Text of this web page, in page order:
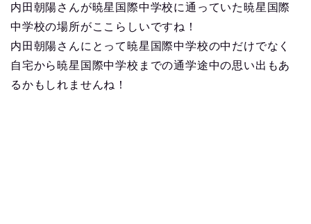
内田朝陽さんが暁星国際中学校に通っていた暁星国際
中学校の場所がここらしいですね！
内田朝陽さんにとって暁星国際中学校の中だけでなく
自宅から暁星国際中学校までの通学途中の思い出もあ
るかもしれませんね！